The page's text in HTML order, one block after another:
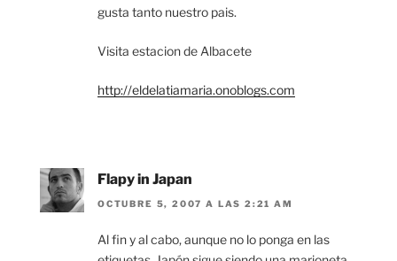
gusta tanto nuestro pais.
Visita estacion de Albacete
http://eldelatiamaria.onoblogs.com
Flapy in Japan
OCTUBRE 5, 2007 A LAS 2:21 AM
Al fin y al cabo, aunque no lo ponga en las